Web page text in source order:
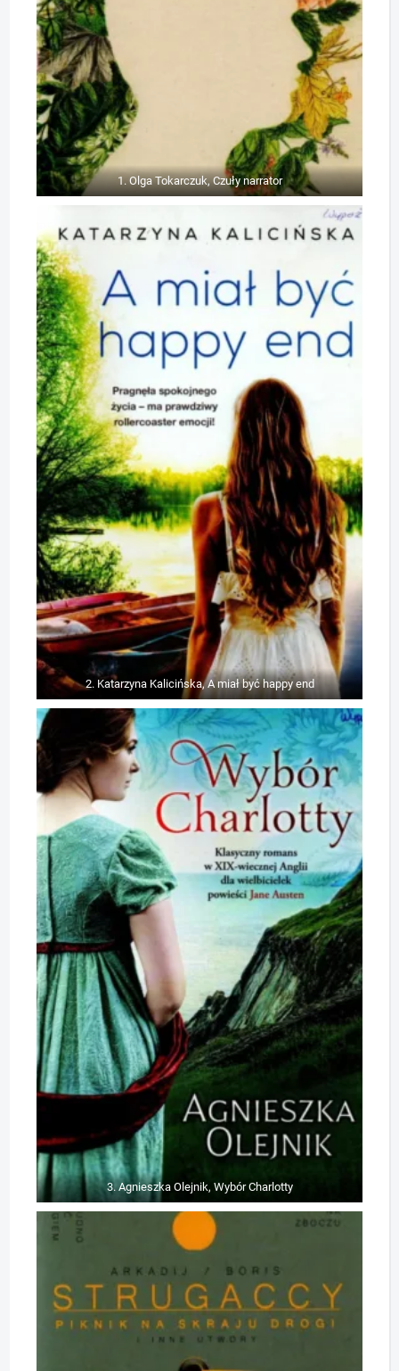
1. Olga Tokarczuk, Czuły narrator
2. Katarzyna Kalicińska, A miał być happy end
3. Agnieszka Olejnik, Wybór Charlotty